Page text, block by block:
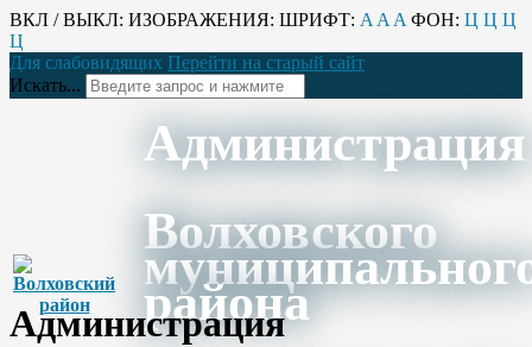
ВКЛ / ВЫКЛ: ИЗОБРАЖЕНИЯ: ШРИФТ: A A A ФОН: Ц Ц Ц
Ц
Для слабовидящих Перейти на старый сайт
Искать...
Администрация
Волховского
района
Администрация